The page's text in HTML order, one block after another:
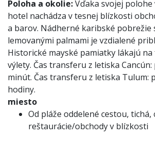
Poloha a okolie:Vďaka svojej polohe
hotel nachádza v tesnej blízkosti
a barov. Nádherné karibské pobrežie
lemovanými palmami je vzdialené
Historické mayské pamiatky lákajú na
výlety. Čas transferu z letiska
minút. Čas transferu z letiska Tulum:
hodiny.
miesto
Od pláže oddelené cestou,
reštaurácie/obchody v blízkosti